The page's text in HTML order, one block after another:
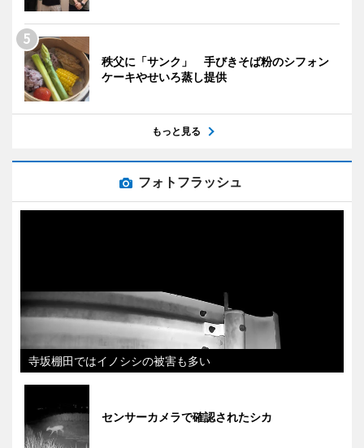
秩父に「サンク」 手びきそば粉のシフォン
ケーキやせいろ蒸し提供
もっと見る
フォトフラッシュ
寺坂棚田ではイノシシの被害も多い
センサーカメラで確認されたシカ